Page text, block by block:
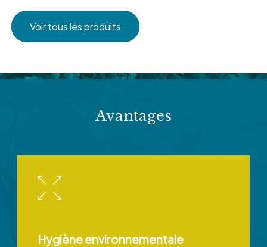
Voir tous les produits
Avantages
Hygiène environnementale